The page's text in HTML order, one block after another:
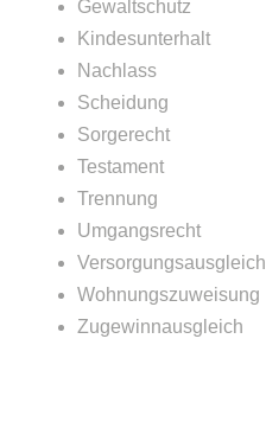
Gewaltschutz
Kindesunterhalt
Nachlass
Scheidung
Sorgerecht
Testament
Trennung
Umgangsrecht
Versorgungsausgleich
Wohnungszuweisung
Zugewinnausgleich